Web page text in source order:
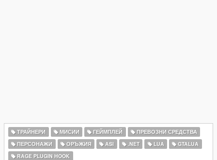
ТРАЙНЕРИ МИСИИ ГЕЙМПЛЕЙ
ПРЕВОЗНИ СРЕДСТВА
ПЕРСОНАЖИ
ОРЪЖИЯ ASI .NET LUA
GTALUA
RAGE PLUGIN HOOK